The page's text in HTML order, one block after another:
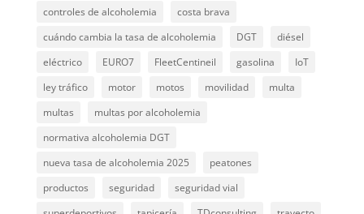
controles de alcoholemia
costa brava
cuándo cambia la tasa de alcoholemia
DGT
diésel
eléctrico
EURO7 FleetCentineil gasolina
IoT
ley tráfico
motor motos movilidad
multa
multas
multas por alcoholemia
normativa alcoholemia DGT
nueva tasa de alcoholemia 2025
peatones
productos
seguridad
seguridad vial